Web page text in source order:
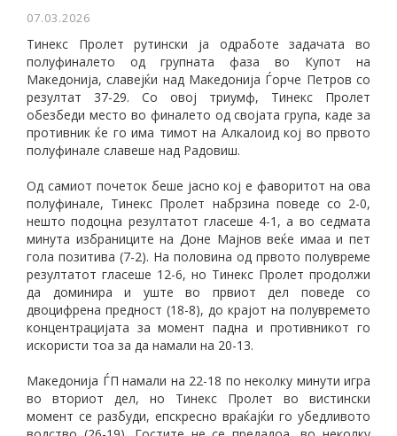
07.03.2026
Тинекс Пролет рутински ја одработе задачата во
полуфиналето од групната фаза во Купот на
Македонија, славејќи над Македонија Ѓорче Петров со
резултат 37-29. Со овој триумф, Тинекс Пролет
обезбеди место во финалето од својата група, каде за
противник ќе го има тимот на Алкалоид кој во првото
полуфинале славеше над Радовиш.
Од самиот почеток беше јасно кој е фаворитот на ова
полуфинале, Тинекс Пролет набрзина поведе со 2-0,
нешто подоцна резултатот гласеше 4-1, а во седмата
минута избраниците на Доне Мајнов веќе имаа и пет
гола позитива (7-2). На половина од првото полувреме
резултатот гласеше 12-6, но Тинекс Пролет продолжи
да доминира и уште во првиот дел поведе со
двоцифрена предност (18-8), до крајот на полувремето
концентрацијата за момент падна и противникот го
искористи тоа за да намали на 20-13.
Македонија ЃП намали на 22-18 по неколку минути игра
во вториот дел, но Тинекс Пролет во вистински
момент се разбуди, епскресно враќајќи го убедливото